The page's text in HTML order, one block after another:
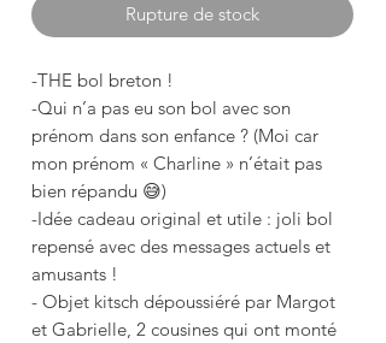
Rupture de stock
-THE bol breton !
-Qui n’a pas eu son bol avec son
prénom dans son enfance ? (Moi car
mon prénom « Charline » n’était pas
bien répandu 😅)
-Idée cadeau original et utile : joli bol
repensé avec des messages actuels et
amusants !
- Objet kitsch dépoussiéré par Margot
et Gabrielle, 2 cousines qui ont monté